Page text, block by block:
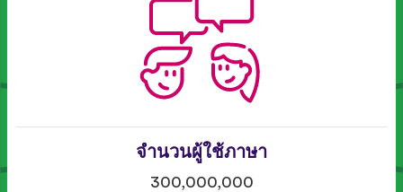
จำนวนผู้ใช้ภาษา
300,000,000